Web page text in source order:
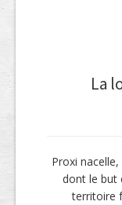
La
Proxi
dont le but
territoire